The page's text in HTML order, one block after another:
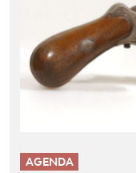
AGENDA